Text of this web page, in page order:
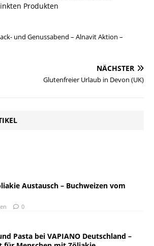
Produkten
und Genussabend – Alnavit Aktion –
NÄCHSTER
Glutenfreier Urlaub in Devon (UK)
Austausch – Buchweizen vom
0
Pasta bei VAPIANO Deutschland –